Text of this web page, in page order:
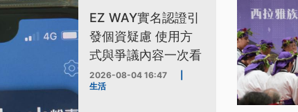
EZ WAY實名認證引
發個資疑慮 使用方
式與爭議內容一次看
2026-08-04 16:47
生活